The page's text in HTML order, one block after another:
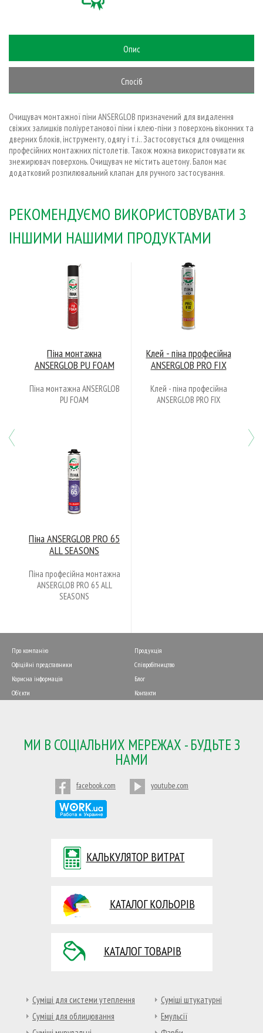
Опис
Спосіб
Очищувач монтажної піни ANSERGLOB призначений для видалення
свіжих залишків поліуретанової піни і клею-піни з поверхонь віконних та
дверних блоків, інструменту, одягу і т.і.. Застосовується для очищення
професійних монтажних пістолетів. Також можна використовувати як
знежирювач поверхонь. Очищувач не містить ацетону. Балон має
додатковий розпилювальний клапан для ручного застосування.
РЕКОМЕНДУЄМО ВИКОРИСТОВУВАТИ З
ІНШИМИ НАШИМИ ПРОДУКТАМИ
Піна монтажна
ANSERGLOB PU FOAM
Піна монтажна ANSERGLOB
PU FOAM
Клей - піна професійна
ANSERGLOB PRO FIX
Клей - піна професійна
ANSERGLOB PRO FIX
Піна ANSERGLOB PRO 65
ALL SEASONS
Піна професійна монтажна
ANSERGLOB PRO 65 ALL
SEASONS
Previous
Про компанію
Продукція
Офіційні представники
Співробітництво
Корисна інформація
Блог
Об'єкти
Контакти
МИ В СОЦІАЛЬНИХ МЕРЕЖАХ - БУДЬТЕ З
НАМИ
facebook.com youtube.com
КАЛЬКУЛЯТОР ВИТРАТ
КАТАЛОГ КОЛЬОРІВ
КАТАЛОГ ТОВАРІВ
Суміші для системи утеплення
Суміші для облицювання
Суміші штукатурні
Емульсії